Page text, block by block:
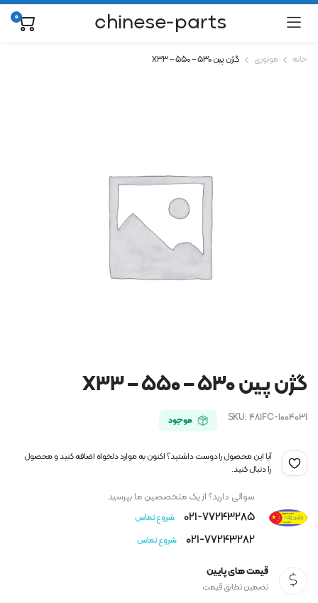
chinese-parts
0
خانه موتوری گژن پین ۵۳۰ – ۵۵۰ – X33
گژن پین ۵۳۰ – ۵۵۰ – X33
SKU: 481FC-1004031 موجود
آیا این محصول را دوست داشتید؟ اکنون به موارد دلخواه اضافه کنید و محصول
را دنبال کنید.
سوالی دارید؟ از یک متخصصین ما بپرسید
021-77243285 شروع تماس
021-77243282 شروع تماس
قیمت های پایین
تضمین تطابق قیمت